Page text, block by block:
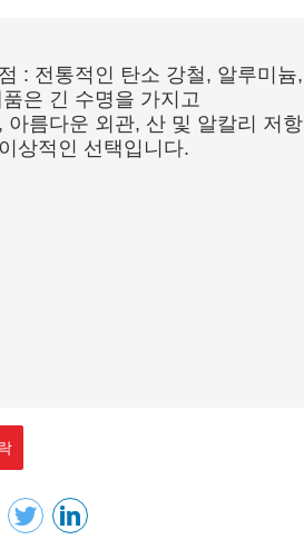
: 전통적인 탄소 강철, 알루미
은 긴 수명을 가지고
아름다운 외관, 산 및 알칼리 저
상적인 선택입니다.